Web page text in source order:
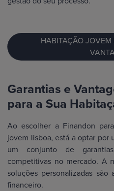
HABITAÇÃO
Garantias e
para a Sua
Ao escolher a Finandon
jovem lisboa, está a optar por
um conjunto de
competitivas no mercado. A
soluções personalizadas
financeiro.